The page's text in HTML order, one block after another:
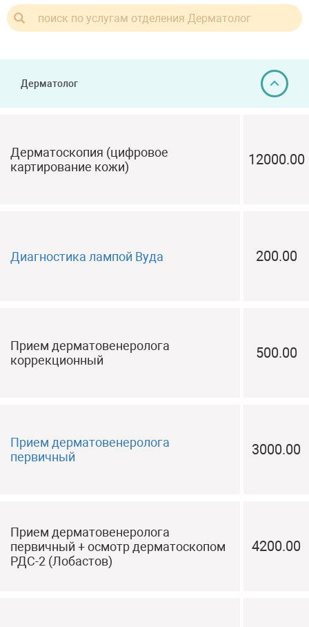
Дерматолог
Дерматоскопия (цифровое
картирование кожи)
12000.00
Диагностика лампой Вуда 200.00
Прием дерматовенеролога
коррекционный
500.00
Прием дерматовенеролога
первичный
3000.00
Прием дерматовенеролога
первичный + осмотр дерматоскопом
РДС-2 (Лобастов)
4200.00